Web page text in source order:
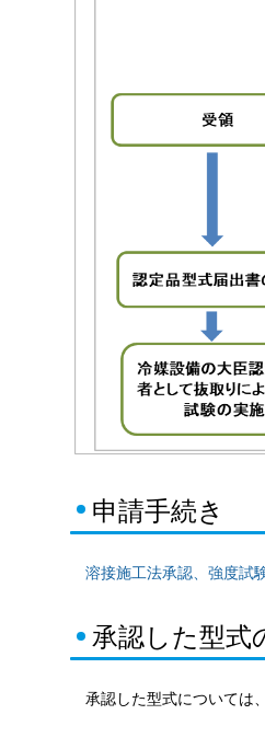
申請手続き
溶接施工法承認、強度試
承認した型式
承認した型式については